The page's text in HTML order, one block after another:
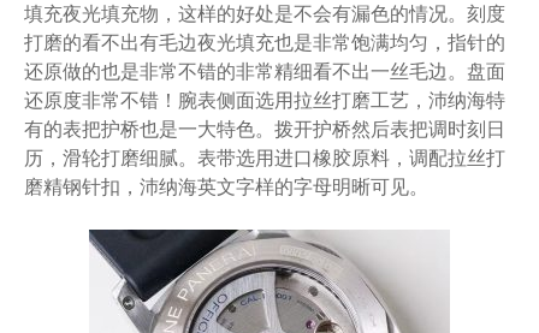
填充夜光填充物，这样的好处是不会有漏色的情况。刻度
打磨的看不出有毛边夜光填充也是非常饱满均匀，指针的
还原做的也是非常不错的非常精细看不出一丝毛边。盘面
还原度非常不错！腕表侧面选用拉丝打磨工艺，沛纳海特
有的表把护桥也是一大特色。拨开护桥然后表把调时刻日
历，滑轮打磨细腻。表带选用进口橡胶原料，调配拉丝打
磨精钢针扣，沛纳海英文字样的字母明晰可见。